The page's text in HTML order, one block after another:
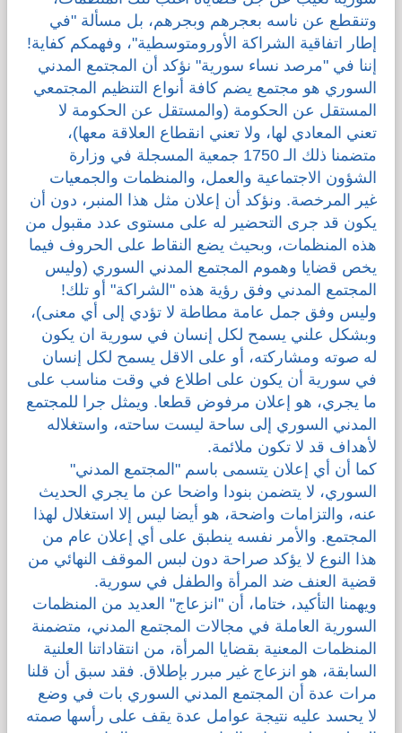
وتنقطع عن ناسه بعجرهم وبجرهم، بل مسألة "في
إطار اتفاقية الشراكة الأورومتوسطية"، وفهمكم كفاية!
إننا في "مرصد نساء سورية" نؤكد أن المجتمع المدني
السوري هو مجتمع يضم كافة أنواع التنظيم المجتمعي
المستقل عن الحكومة (والمستقل عن الحكومة لا
تعني المعادي لها، ولا تعني انقطاع العلاقة معها)،
متضمنا ذلك الـ 1750 جمعية المسجلة في وزارة
الشؤون الاجتماعية والعمل، والمنظمات والجمعيات
غير المرخصة. ونؤكد أن إعلان مثل هذا المنبر، دون أن
يكون قد جرى التحضير له على مستوى عدد مقبول من
هذه المنظمات، وبحيث يضع النقاط على الحروف فيما
يخص قضايا وهموم المجتمع المدني السوري (وليس
المجتمع المدني وفق رؤية هذه "الشراكة" أو تلك!
وليس وفق جمل عامة مطاطة لا تؤدي إلى أي معنى)،
وبشكل علني يسمح لكل إنسان في سورية ان يكون
له صوته ومشاركته، أو على الاقل يسمح لكل إنسان
في سورية أن يكون على اطلاع في وقت مناسب على
ما يجري، هو إعلان مرفوض قطعا. ويمثل جرا للمجتمع
المدني السوري إلى ساحة ليست ساحته، واستغلاله
لأهداف قد لا تكون ملائمة.
كما أن أي إعلان يتسمى باسم "المجتمع المدني"
السوري، لا يتضمن بنودا واضحا عن ما يجري الحديث
عنه، والتزامات واضحة، هو أيضا ليس إلا استغلال لهذا
المجتمع. والأمر نفسه ينطبق على أي إعلان عام من
هذا النوع لا يؤكد صراحة دون لبس الموقف النهائي من
قضية العنف ضد المرأة والطفل في سورية.
ويهمنا التأكيد، ختاما، أن "انزعاج" العديد من المنظمات
السورية العاملة في مجالات المجتمع المدني، متضمنة
المنظمات المعنية بقضايا المرأة، من انتقاداتنا العلنية
السابقة، هو انزعاج غير مبرر بإطلاق. فقد سبق أن قلنا
مرات عدة أن المجتمع المدني السوري بات في وضع
لا يحسد عليه نتيجة عوامل عدة يقف على رأسها صمته